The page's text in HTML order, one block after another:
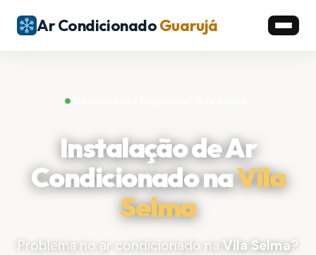
Ar CondicionadoGuarujá
Atendimento Disponível: Vila Selma
Instalação de Ar
Condicionado naVila
Selma
Problema no ar condicionado na Vila Selma?